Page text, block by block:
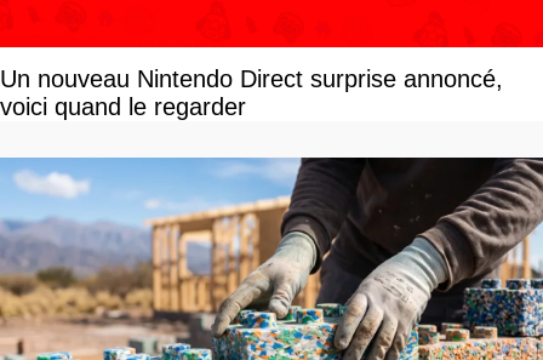
Un nouveau Nintendo Direct surprise annoncé,
voici quand le regarder